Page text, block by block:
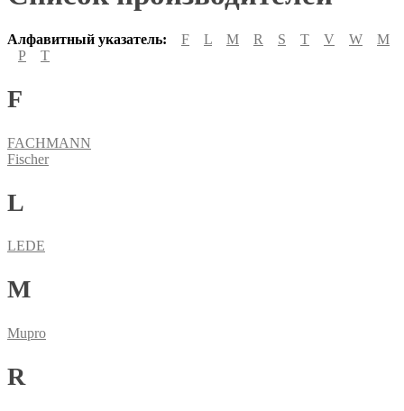
Алфавитный указатель: F L M R S T V W
М
Р
Т
F
FACHMANN
Fischer
L
LEDE
M
Mupro
R